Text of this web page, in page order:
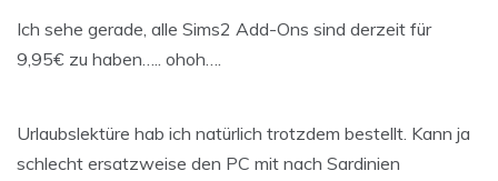
Ich sehe gerade, alle Sims2 Add-Ons sind derzeit für
9,95€ zu haben….. ohoh….
Urlaubslektüre hab ich natürlich trotzdem bestellt. Kann ja
schlecht ersatzweise den PC mit nach Sardinien